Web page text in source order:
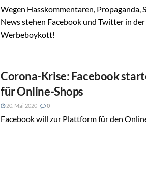
Wegen Hasskommentaren, Propaganda,
News stehen Facebook und Twitter in
Werbeboykott!
Corona-Krise: Facebook
für Online-Shops
20. Mai 2020 0
Facebook will zur Plattform für den